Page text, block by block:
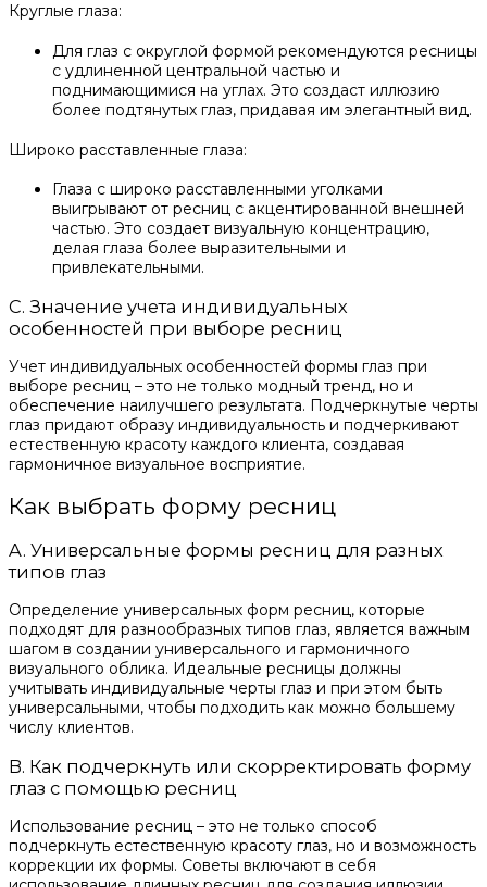
Круглые глаза:
Для глаз с округлой формой рекомендуются ресницы
с удлиненной центральной частью и
поднимающимися на углах. Это создаст иллюзию
более подтянутых глаз, придавая им элегантный вид.
Широко расставленные глаза:
Глаза с широко расставленными уголками
выигрывают от ресниц с акцентированной внешней
частью. Это создает визуальную концентрацию,
делая глаза более выразительными и
привлекательными.
C. Значение учета индивидуальных
особенностей при выборе ресниц
Учет индивидуальных особенностей формы глаз при
выборе ресниц – это не только модный тренд, но и
обеспечение наилучшего результата. Подчеркнутые черты
глаз придают образу индивидуальность и подчеркивают
естественную красоту каждого клиента, создавая
гармоничное визуальное восприятие.
Как выбрать форму ресниц
A. Универсальные формы ресниц для разных
типов глаз
Определение универсальных форм ресниц, которые
подходят для разнообразных типов глаз, является важным
шагом в создании универсального и гармоничного
визуального облика. Идеальные ресницы должны
учитывать индивидуальные черты глаз и при этом быть
универсальными, чтобы подходить как можно большему
числу клиентов.
B. Как подчеркнуть или скорректировать форму
глаз с помощью ресниц
Использование ресниц – это не только способ
подчеркнуть естественную красоту глаз, но и возможность
коррекции их формы. Советы включают в себя